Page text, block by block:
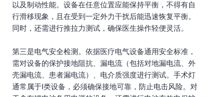
以及制动性能。设备在任意位置应能保持平衡，不得有自
行滑移现象，且在受到一定外力干扰后能迅速恢复平衡。
同时，还需进行推拉力测试，确保医生操作轻便灵活。
第三是电气安全检测。依据医疗电气设备通用安全标准，
需对设备的保护接地阻抗、漏电流（包括对地漏电流、外
壳漏电流、患者漏电流）、电介质强度进行测试。手术灯
通常属于I类设备，必须确保接地可靠，防止电击风险。对